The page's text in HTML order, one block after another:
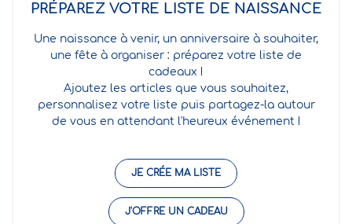
PRÉPAREZ VOTRE LISTE DE NAISSANCE
Une naissance à venir, un anniversaire à souhaiter,
une fête à organiser : préparez votre liste de
cadeaux !
Ajoutez les articles que vous souhaitez,
personnalisez votre liste puis partagez-la autour
de vous en attendant l'heureux événement !
JE CRÉE MA LISTE
J'OFFRE UN CADEAU